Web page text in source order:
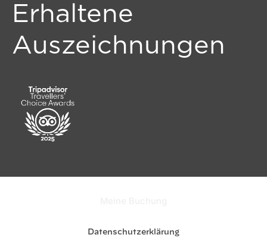
Erhaltene
Auszeichnungen
Datenschutzerklärung